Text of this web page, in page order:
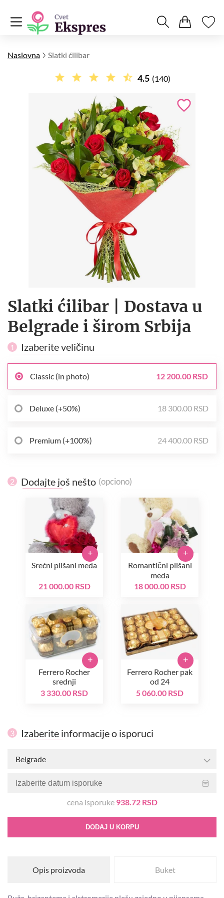
Naslovna Slatki ćilibar
4.5 (140)
Slatki ćilibar | Dostava u
Belgrade i širom Srbija
1 Izaberite veličinu
Classic (in photo) 12 200.00 RSD
Deluxe (+50%) 18 300.00 RSD
Premium (+100%) 24 400.00 RSD
2 Dodajte još nešto (opciono)
Srećni plišani meda
21 000.00 RSD
+
Romantični plišani
meda
18 000.00 RSD
+
Ferrero Rocher
srednji
3 330.00 RSD
+
Ferrero Rocher pak
od 24
5 060.00 RSD
+
3 Izaberite informacije o isporuci
Belgrade
cena isporuke 938.72 RSD
DODAJ U KORPU
Opis proizvoda Buket